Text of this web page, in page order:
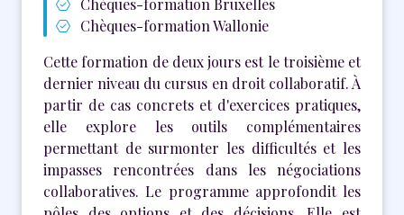
Chèques-formation Bruxelles
Chèques-formation Wallonie
Cette formation de deux jours est le troisième et
dernier niveau du cursus en droit collaboratif. À
partir de cas concrets et d'exercices pratiques,
elle explore les outils complémentaires
permettant de surmonter les difficultés et les
impasses rencontrées dans les négociations
collaboratives. Le programme approfondit les